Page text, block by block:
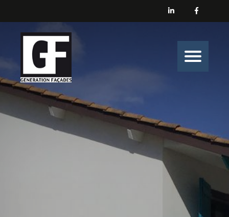
Générations Façades
Nos prestations
Enduit
Peinture
Isolation
Nos belles histoires de chantiers